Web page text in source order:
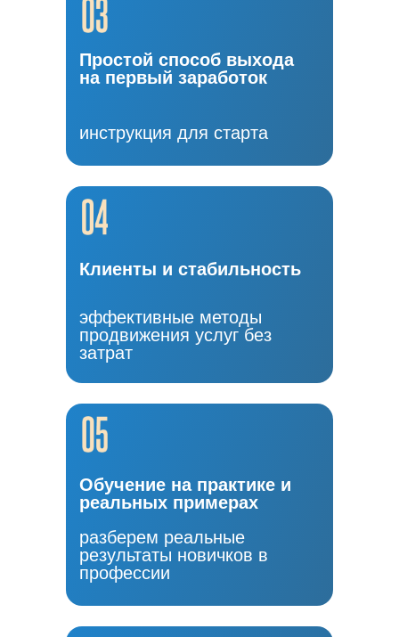
Обучение на практике и
реальных примерах
разберем реальные
результаты новичков в
профессии
Клиенты и стабильность
эффективные методы
продвижения услуг без
затрат
Простой способ выхода
на первый заработок
инструкция для старта